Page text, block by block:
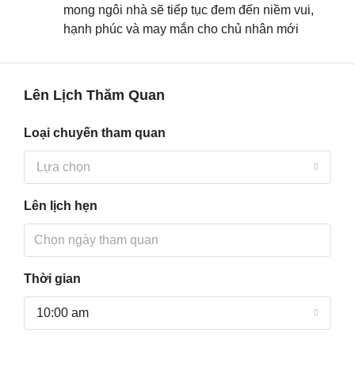
mong ngôi nhà sẽ tiếp tục đem đến niềm vui,
hạnh phúc và may mắn cho chủ nhân mới
Lên Lịch Thăm Quan
Loại chuyến tham quan
Lựa chọn
Lên lịch hẹn
Thời gian
10:00 am